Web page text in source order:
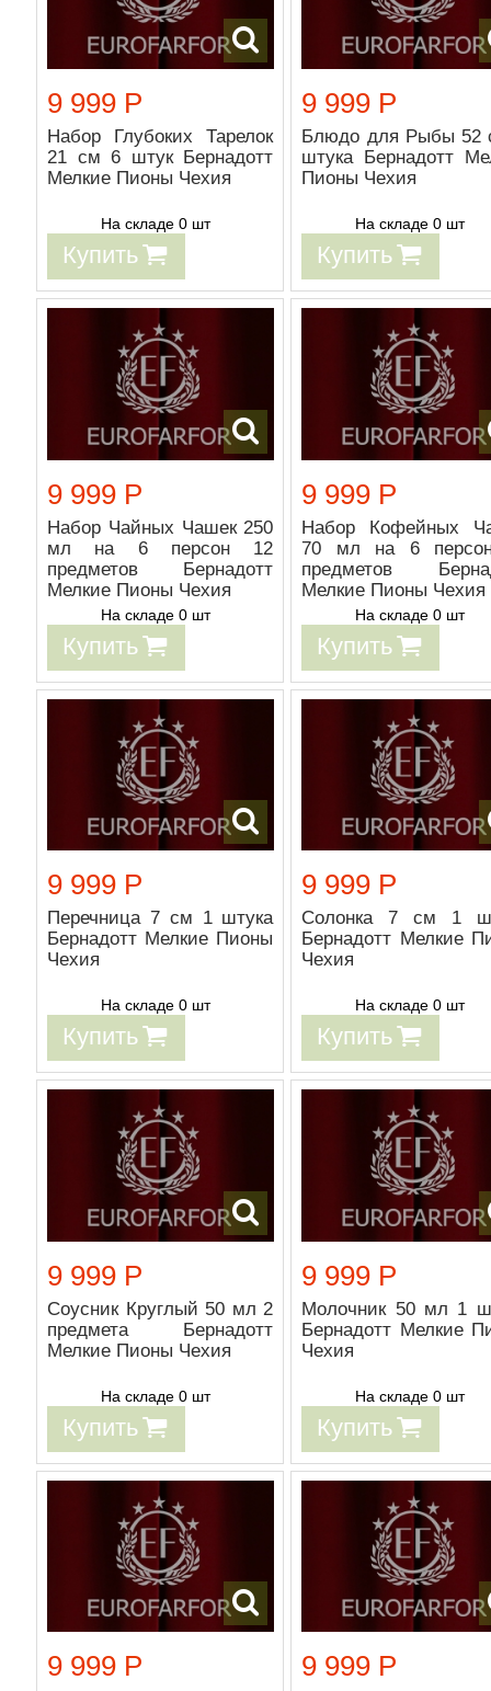
9 999 Р
Набор Глубоких Тарелок
21 см 6 штук Бернадотт
Мелкие Пионы Чехия
На складе 0 шт
Купить
9 999 Р
Блюдо для Рыбы 52
штука Бернадотт
Пионы Чехия
На складе 0 шт
Купить
9 999 Р
Набор Чайных Чашек 250
мл на 6 персон 12
предметов Бернадотт
Мелкие Пионы Чехия
На складе 0 шт
Купить
9 999 Р
Набор Кофейных
70 мл на 6
предметов
Мелкие Пионы Чехия
На складе 0 шт
Купить
9 999 Р
Перечница 7 см 1 штука
Бернадотт Мелкие Пионы
Чехия
На складе 0 шт
Купить
9 999 Р
Солонка 7 см 1
Бернадотт Мелкие
Чехия
На складе 0 шт
Купить
9 999 Р
Соусник Круглый 50 мл 2
предмета Бернадотт
Мелкие Пионы Чехия
На складе 0 шт
Купить
9 999 Р
Молочник 50 мл 1
Бернадотт Мелкие
Чехия
На складе 0 шт
Купить
9 999 Р 9 999 Р